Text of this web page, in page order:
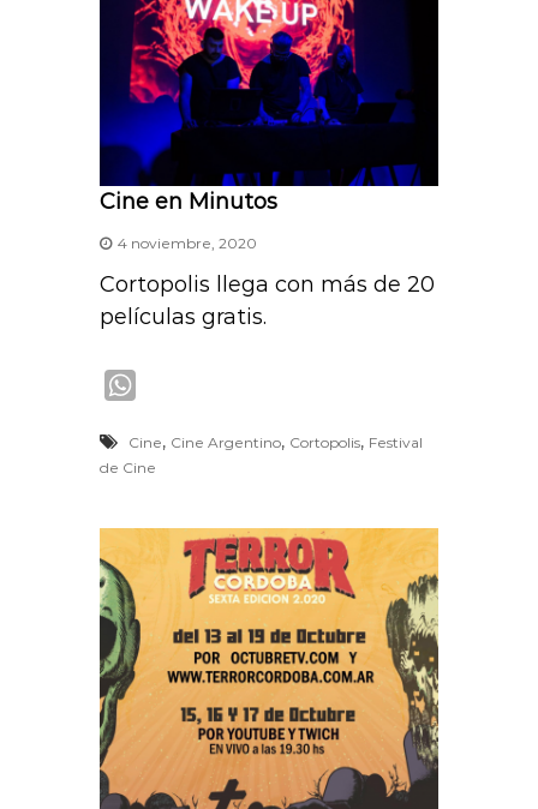
Cine en Minutos
4 noviembre, 2020
Cortopolis llega con más de 20
películas gratis.
a
t
p
Cine, Cine Argentino, Cortopolis, Festival
de Cine